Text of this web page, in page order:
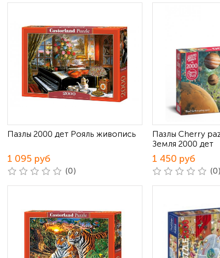
Пазлы 2000 дет Рояль живопись
1 095 руб
(0)
Пазлы Cherry
Земля 2000 дет
1 450 руб